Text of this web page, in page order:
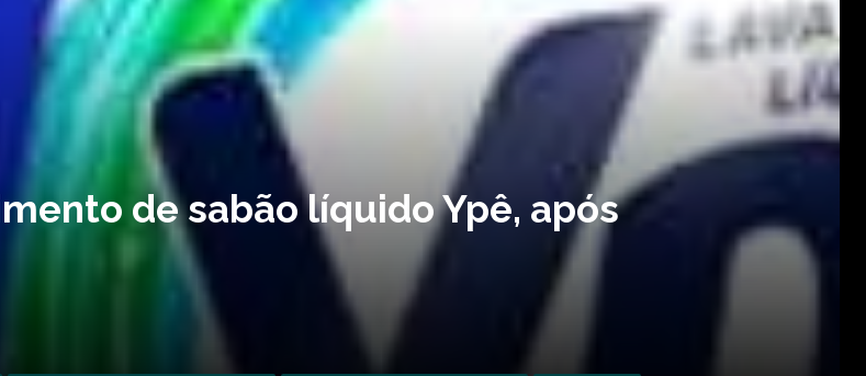
de sabão líquido Ypê, após